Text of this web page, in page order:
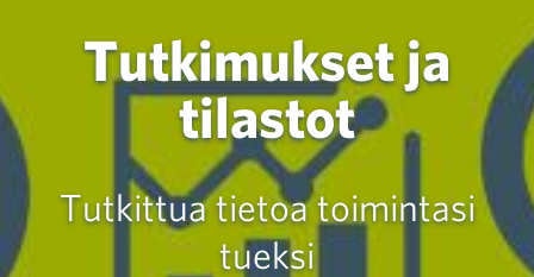
Tutkimukset ja
tilastot
Tutkittua tietoa toimintasi
tueksi